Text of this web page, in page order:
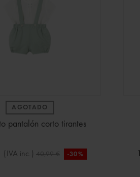
AGOTADO
pantalón corto tirantes
(IVA inc.) 40,99 € -30%